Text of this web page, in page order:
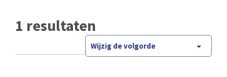
1 resultaten
Wijzig de volgorde